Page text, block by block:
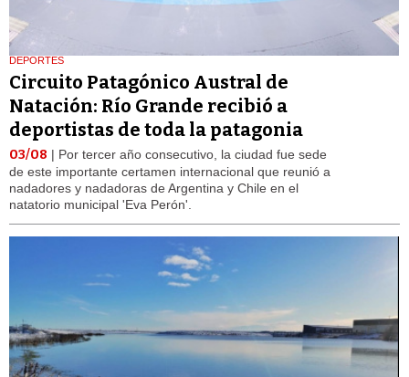
DEPORTES
Circuito Patagónico Austral de
Natación: Río Grande recibió a
deportistas de toda la patagonia
03/08 | Por tercer año consecutivo, la ciudad fue sede
de este importante certamen internacional que reunió a
nadadores y nadadoras de Argentina y Chile en el
natatorio municipal 'Eva Perón'.